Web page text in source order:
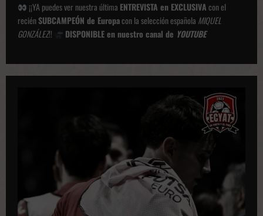
¡¡YA puedes ver nuestra última ENTREVISTA en EXCLUSIVAcon el
reciénSUBCAMPEÓN de Europacon la selección española MIQUEL
GONZÁLEZ!! DISPONIBLE en nuestro canal de YOUTUBE